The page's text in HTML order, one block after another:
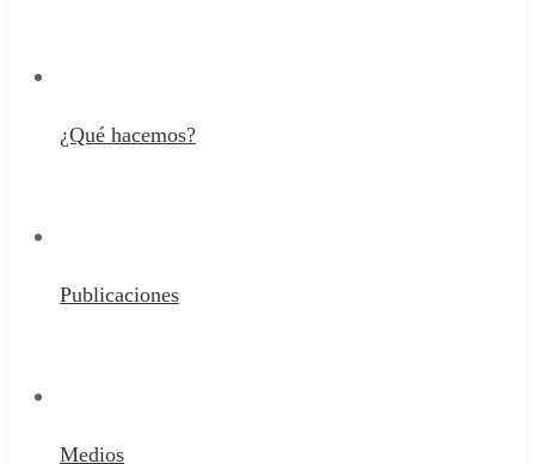
¿Qué hacemos?
Publicaciones
Medios